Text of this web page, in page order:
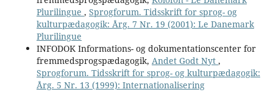
Plurilingue , Sprogforum. Tidsskrift for sprog- og
kulturpædagogik: Årg. 7 Nr. 19 (2001): Le Danemark
Plurilingue
INFODOK Informations- og dokumentationscenter for
fremmedsprogspædagogik, Andet Godt Nyt ,
Sprogforum. Tidsskrift for sprog- og kulturpædagogik:
Årg. 5 Nr. 13 (1999): Internationalisering